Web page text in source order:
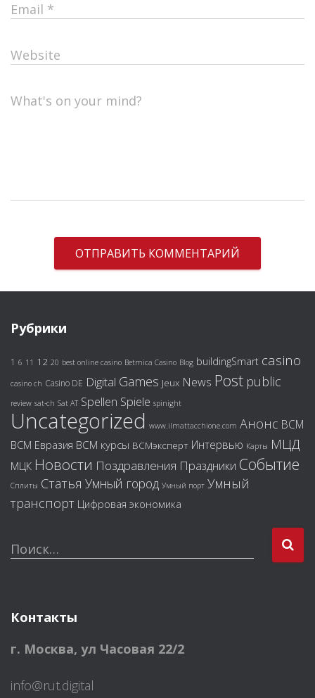
Email *
Website
What's on your mind?
Рубрики
1 6 11 12 20 best online casino Betmica Casino Blog buildingSmart casino
casino ch Casino DE Digital Games Jeux News Post public
review sat-ch Sat AT Spellen Spiele spinight
Uncategorized www.ilmattacchione.com Анонс ВСМ
ВСМ Евразия ВСМ курсы ВСМэксперт Интервью Карты МЦД
МЦК Новости Поздравления Праздники Событие
Сплиты Статья Умный город Умный порт Умный
транспорт Цифровая экономика
Н
а
и
Поиск…
Контакты
г. Москва, ул Часовая 22/2
info@rut.digital